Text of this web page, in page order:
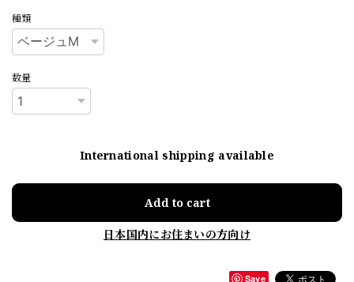
種類
数量
International shipping available
Add to cart
日本国内にお住まいの方向け
Save